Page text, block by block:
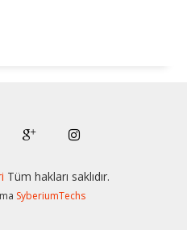
Tüm hakları saklıdır.
SyberiumTechs